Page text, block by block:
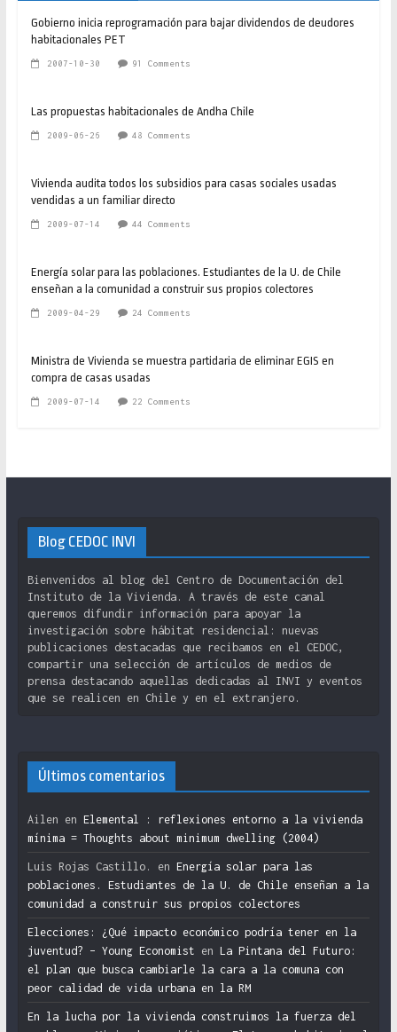
Gobierno inicia reprogramación para bajar dividendos de deudores
habitacionales PET
2007-10-30 91 Comments
Las propuestas habitacionales de Andha Chile
2009-06-26 48 Comments
Vivienda audita todos los subsidios para casas sociales usadas
vendidas a un familiar directo
2009-07-14 44 Comments
Energía solar para las poblaciones. Estudiantes de la U. de Chile
enseñan a la comunidad a construir sus propios colectores
2009-04-29 24 Comments
Ministra de Vivienda se muestra partidaria de eliminar EGIS en
compra de casas usadas
2009-07-14 22 Comments
Blog CEDOC INVI
Bienvenidos al blog del Centro de Documentación del
Instituto de la Vivienda. A través de este canal
queremos difundir información para apoyar la
investigación sobre hábitat residencial: nuevas
publicaciones destacadas que recibamos en el CEDOC,
compartir una selección de artículos de medios de
prensa destacando aquellas dedicadas al INVI y eventos
que se realicen en Chile y en el extranjero.
Últimos comentarios
Ailen en Elemental : reflexiones entorno a la vivienda
mínima = Thoughts about minimum dwelling (2004)
Luis Rojas Castillo. en Energía solar para las
poblaciones. Estudiantes de la U. de Chile enseñan a la
comunidad a construir sus propios colectores
Elecciones: ¿Qué impacto económico podría tener en la
juventud? – Young Economist en La Pintana del Futuro:
el plan que busca cambiarle la cara a la comuna con
peor calidad de vida urbana en la RM
En la lucha por la vivienda construimos la fuerza del